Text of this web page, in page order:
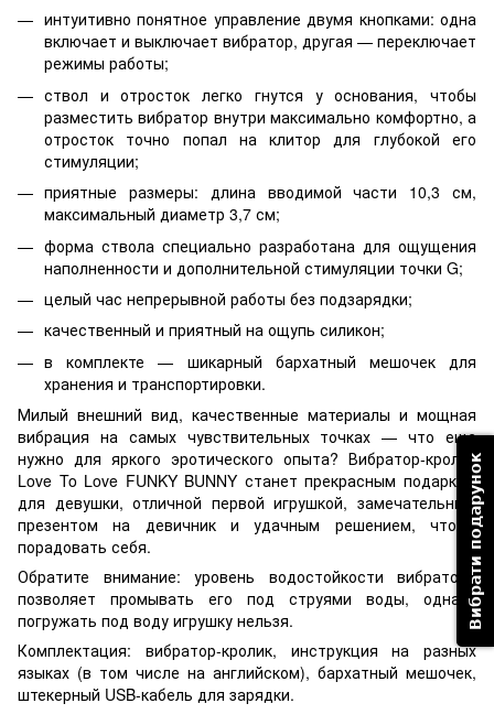
интуитивно понятное управление двумя кнопками: одна
включает и выключает вибратор, другая — переключает
режимы работы;
ствол и отросток легко гнутся у основания, чтобы
разместить вибратор внутри максимально комфортно, а
отросток точно попал на клитор для глубокой его
стимуляции;
приятные размеры: длина вводимой части 10,3 см,
максимальный диаметр 3,7 см;
форма ствола специально разработана для ощущения
наполненности и дополнительной стимуляции точки G;
целый час непрерывной работы без подзарядки;
качественный и приятный на ощупь силикон;
в комплекте — шикарный бархатный мешочек для
хранения и транспортировки.
Милый внешний вид, качественные материалы и мощная
вибрация на самых чувствительных точках — что еще
нужно для яркого эротического опыта? Вибратор-кролик
Love To Love FUNKY BUNNY станет прекрасным подарком
для девушки, отличной первой игрушкой, замечательным
презентом на девичник и удачным решением, чтобы
порадовать себя.
Обратите внимание: уровень водостойкости вибратора
позволяет промывать его под струями воды, однако
погружать под воду игрушку нельзя.
Комплектация: вибратор-кролик, инструкция на разных
языках (в том числе на английском), бархатный мешочек,
штекерный USB-кабель для зарядки.
Вибрати подарунок